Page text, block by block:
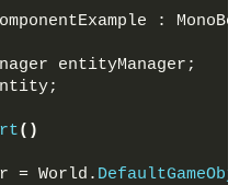
:
entityManager;
()
= World.